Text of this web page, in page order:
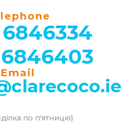
Email
по п'ятницю)